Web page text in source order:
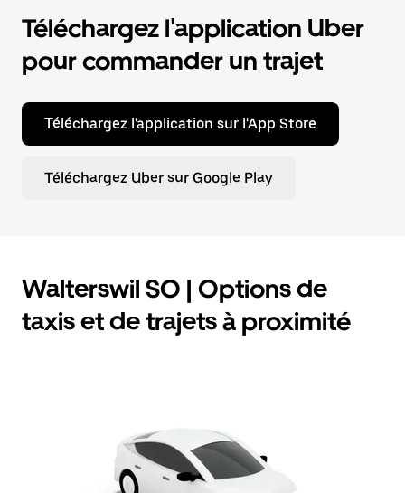
Téléchargez l'application Uber
pour commander un trajet
Téléchargez l'application sur l'App Store
Téléchargez Uber sur Google Play
Walterswil SO | Options de
taxis et de trajets à proximité